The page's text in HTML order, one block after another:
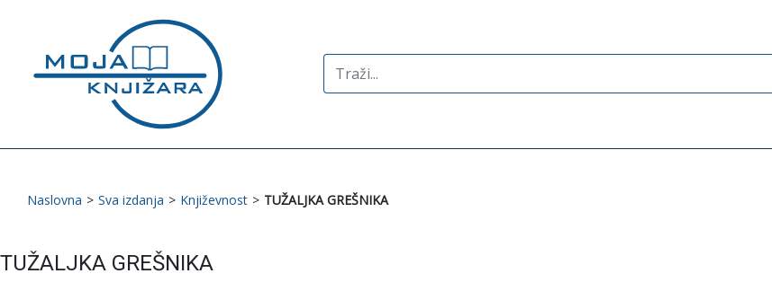
Search
for:
Naslovna > Sva izdanja > Književnost > TUŽALJKA GREŠNIKA
TUŽALJKA GREŠNIKA